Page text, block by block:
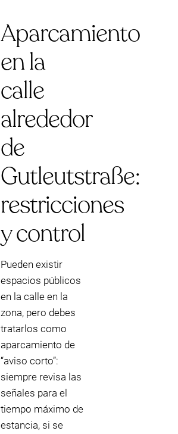
Aparcamiento
en la
calle
alrededor
de
Gutleutstraße:
restricciones
y control
Pueden existir
espacios públicos
en la calle en la
zona, pero debes
tratarlos como
aparcamiento de
“aviso corto”:
siempre revisa las
señales para el
tiempo máximo de
estancia, si se